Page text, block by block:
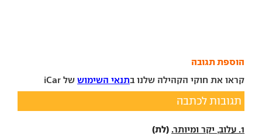
הוספת תגובה
קראו את חוקי הקהילה שלנו בתנאי השימוש של iCar
תגובות לכתבה
1. עלוב, יקר ומיותר. (לת)